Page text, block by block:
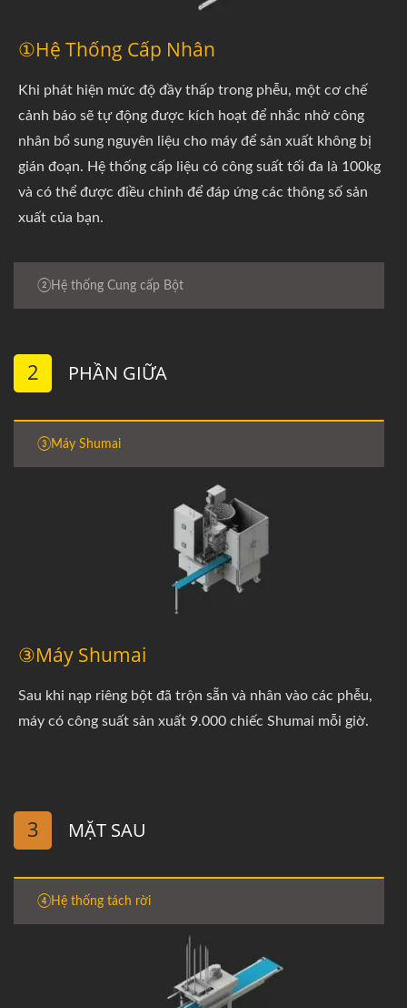
①Hệ Thống Cấp Nhân
Khi phát hiện mức độ đầy thấp trong phễu, một cơ chế
cảnh báo sẽ tự động được kích hoạt để nhắc nhở công
nhân bổ sung nguyên liệu cho máy để sản xuất không bị
gián đoạn. Hệ thống cấp liệu có công suất tối đa là 100kg
và có thể được điều chỉnh để đáp ứng các thông số sản
xuất của bạn.
②Hệ thống Cung cấp Bột
2 PHẦN GIỮA
③Máy Shumai
③Máy Shumai
Sau khi nạp riêng bột đã trộn sẵn và nhân vào các phễu,
máy có công suất sản xuất 9.000 chiếc Shumai mỗi giờ.
3 MẶT SAU
④Hệ thống tách rời